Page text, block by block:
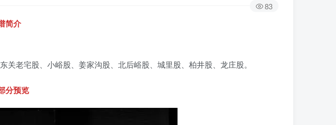
83
简介
老宅股、小峪股、姜家沟股、北后峪股、城里股、柏井股、龙庄股。
分预览